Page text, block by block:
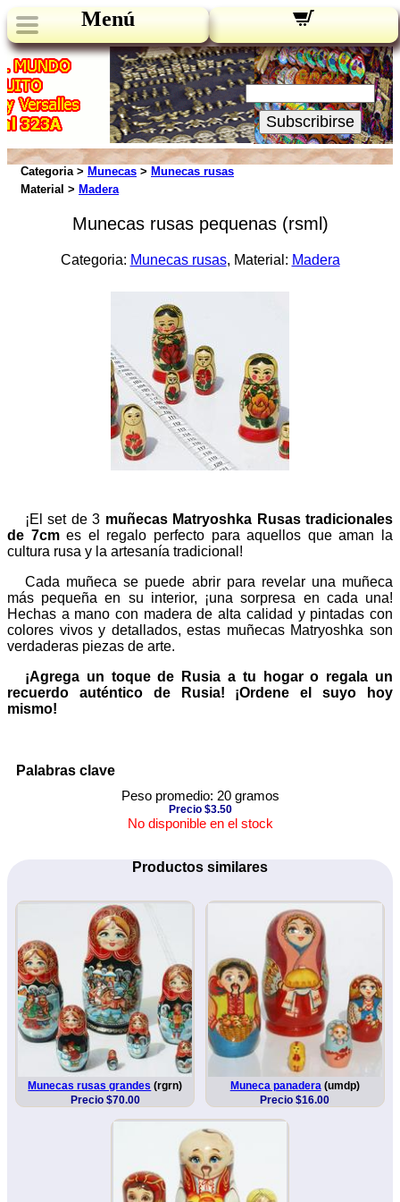
Menú
Novedades:
Su Email:
Subscribirse
Categoria > Munecas > Munecas rusas
Material > Madera
Munecas rusas pequenas (rsml)
Categoria: Munecas rusas, Material: Madera
¡El set de 3 muñecas Matryoshka Rusas tradicionales
de 7cmes el regalo perfecto para aquellos que aman la
cultura rusa y la artesanía tradicional!
Cada muñeca se puede abrir para revelar una muñeca
más pequeña en su interior, ¡una sorpresa en cada una!
Hechas a mano con madera de alta calidad y pintadas con
colores vivos y detallados, estas muñecas Matryoshka son
verdaderas piezas de arte.
¡Agrega un toque de Rusia a tu hogar o regala un
recuerdo auténtico de Rusia! ¡Ordene el suyo hoy
mismo!
Palabras clave
Peso promedio: 20 gramos
Precio $3.50
No disponible en el stock
Productos similares
Munecas rusas grandes (rgrn)
Precio $70.00
Muneca panadera(umdp)
Precio $16.00